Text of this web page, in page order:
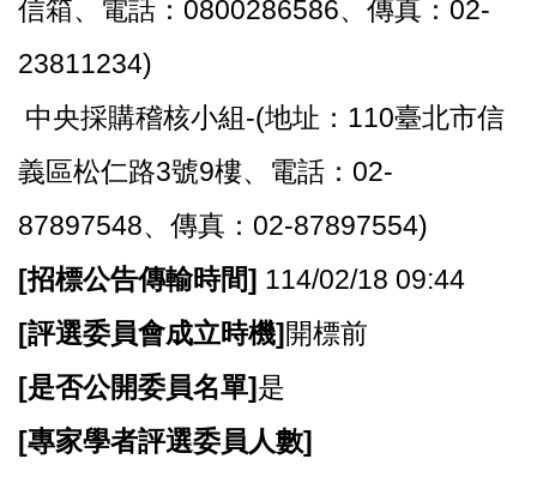
信箱、電話：0800286586、傳真：02-
23811234)
中央採購稽核小組-(地址：110臺北市信
義區松仁路3號9樓、電話：02-
87897548、傳真：02-87897554)
[招標公告傳輸時間] 114/02/18 09:44
[評選委員會成立時機]開標前
[是否公開委員名單]是
[專家學者評選委員人數]